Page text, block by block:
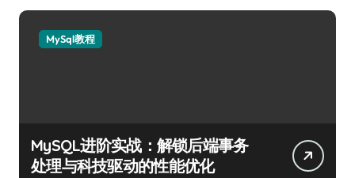
MySql教程
MySQL进阶实战：解锁后端事务
处理与科技驱动的性能优化